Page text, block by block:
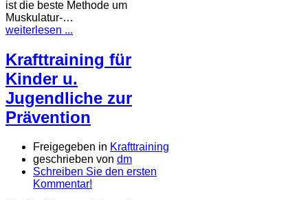
ist die beste Methode um
Muskulatur-…
weiterlesen ...
Krafttraining für
Kinder u.
Jugendliche zur
Prävention
Freigegeben in Krafttraining
geschrieben von dm
Schreiben Sie den ersten
Kommentar!